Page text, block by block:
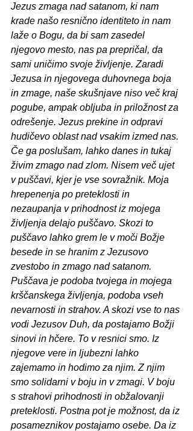
Jezus zmaga nad satanom, ki nam
krade našo resnično identiteto in nam
laže o Bogu, da bi sam zasedel
njegovo mesto, nas pa prepričal, da
sami uničimo svoje življenje. Zaradi
Jezusa in njegovega duhovnega boja
in zmage, naše skušnjave niso več kraj
pogube, ampak obljuba in priložnost za
odrešenje. Jezus prekine in odpravi
hudičevo oblast nad vsakim izmed nas.
Če ga poslušam, lahko danes in tukaj
živim zmago nad zlom. Nisem več ujet
v puščavi, kjer je vse sovražnik. Moja
hrepenenja po preteklosti in
nezaupanja v prihodnost iz mojega
življenja delajo puščavo. Skozi to
puščavo lahko grem le v moči Božje
besede in se hranim z Jezusovo
zvestobo in zmago nad satanom.
Puščava je podoba tvojega in mojega
krščanskega življenja, podoba vseh
nevarnosti in strahov. A skozi vse to nas
vodi Jezusov Duh, da postajamo Božji
sinovi in hčere. To v resnici smo. Iz
njegove vere in ljubezni lahko
zajemamo in hodimo za njim. Z njim
smo solidarni v boju in v zmagi. V boju
s strahovi prihodnosti in obžalovanji
preteklosti. Postna pot je možnost, da iz
posameznikov postajamo osebe. Da iz